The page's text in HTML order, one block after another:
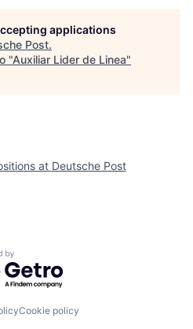
applications
Post.
"Auxiliar Lider de Linea"
at Deutsche Post
by Getro.com
Cookie policy